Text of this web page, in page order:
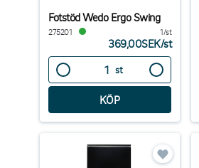
Fotstöd Wedo Ergo Swing
275201 1/st
369,00SEK/st
st